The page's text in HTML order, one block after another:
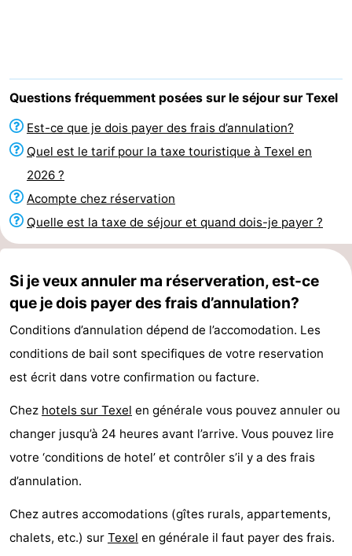
Waal
Oosterend
Nature
Plus
beaux
points
de
Passer
la
nuit
Appartements
-
en
Zee
De
Vlijt
-
Hoeve
Holland
-
Land
en
Zeezicht
-
Strandhuys
-
Strandplevier
Campings
Chambre
d'hôtes
Chaumières
Questions fréquemment posées sur le séjour sur Texel
Est-ce que je dois payer des frais d’annulation?
Quel est le tarif pour la taxe touristique à Texel en
2026 ?
Acompte chez réservation
Quelle est la taxe de séjour et quand dois-je payer ?
Si je veux annuler ma réserveration, est-ce
que je dois payer des frais d’annulation?
Conditions d’annulation dépend de l’accomodation. Les
conditions de bail sont specifiques de votre reservation
est écrit dans votre confirmation ou facture.
Chez hotels sur Texel en générale vous pouvez annuler ou
changer jusqu’à 24 heures avant l’arrive. Vous pouvez lire
votre ‘conditions de hotel’ et contrôler s’il y a des frais
d’annulation.
Chez autres accomodations (gîtes rurals, appartements,
chalets, etc.) sur Texel en générale il faut payer des frais.